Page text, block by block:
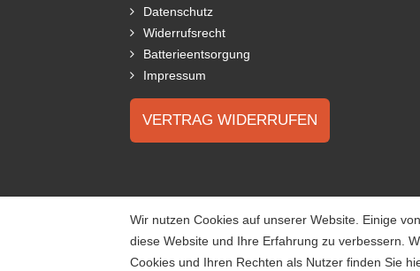
Datenschutz
Widerrufsrecht
Batterieentsorgung
Impressum
VERTRAG WIDERRUFEN
Wir nutzen Cookies auf unserer Website. Einige
diese Website und Ihre Erfahrung zu verbessern.
Cookies und Ihren Rechten als Nutzer finden Sie